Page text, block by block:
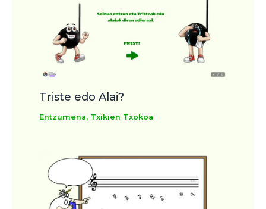
Triste edo Alai?
Entzumena, Txikien Txokoa